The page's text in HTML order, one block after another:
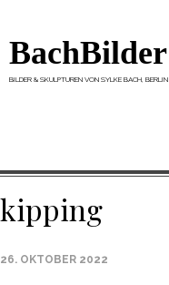
BachBilder
BILDER & SKULPTUREN VON SYLKE BACH, BERLIN
kipping
26. OKTOBER 2022